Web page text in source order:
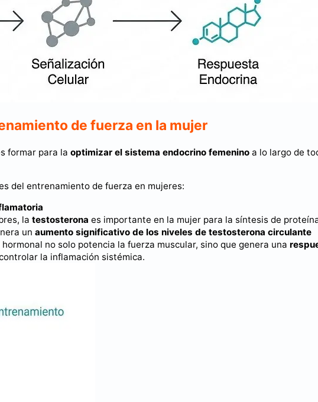
de fuerza en la mujer
formar para la optimizar el sistema endocrino femenino a lo largo de
del entrenamiento de fuerza en mujeres:
la testosterona es importante en la mujer para la síntesis de
un aumento significativo de los niveles de testosterona circulante
no solo potencia la fuerza muscular, sino que genera una
la inflamación sistémica.